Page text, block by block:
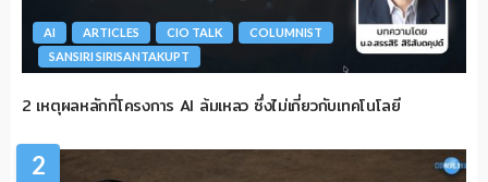
AI ARTICLES CIO TALK
COLUMNIST
SANSIRI SIRISANTAKUPT
2 เหตุผลหลักที่โครงการ AI ล้มเหลว ซึ่งไม่เกี่ยวกับเทคโนโลยี
2